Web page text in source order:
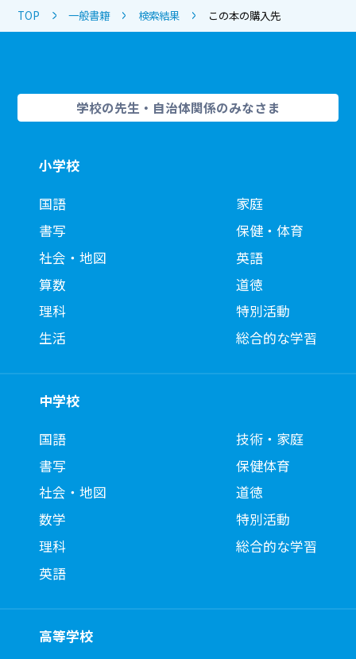
TOP 一般書籍 検索結果 この本の購入先
学校の先生・自治体関係のみなさま
小学校
国語
書写
社会・地図
算数
理科
生活
家庭
保健・体育
英語
道徳
特別活動
総合的な学習
中学校
国語
書写
社会・地図
数学
理科
英語
技術・家庭
保健体育
道徳
特別活動
総合的な学習
高等学校